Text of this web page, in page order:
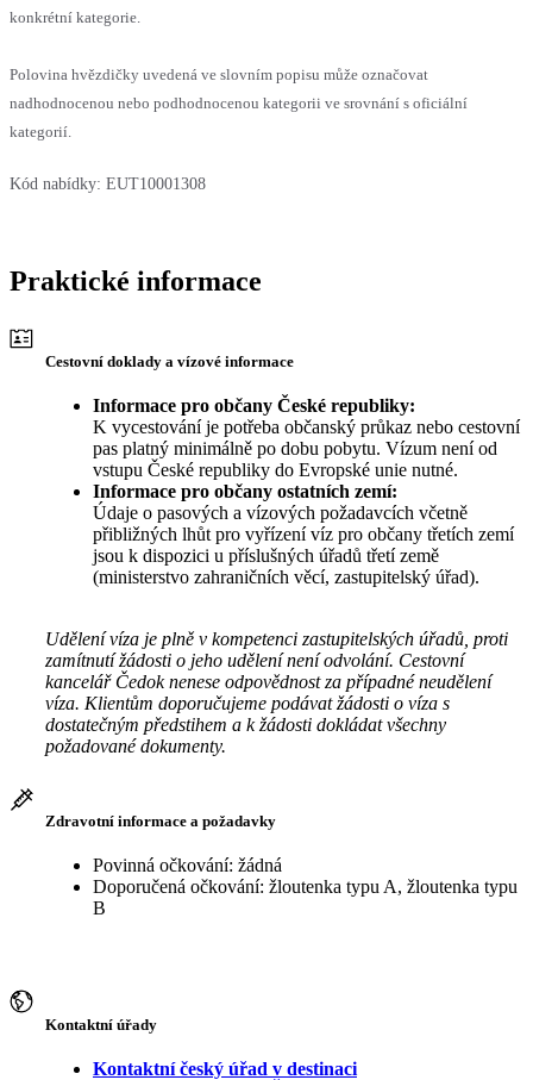
konkrétní kategorie.
Polovina hvězdičky uvedená ve slovním popisu může označovat
nadhodnocenou nebo podhodnocenou kategorii ve srovnání s oficiální
kategorií.
Kód nabídky: EUT10001308
Praktické informace
Cestovní doklady a vízové informace
Informace pro občany České republiky:
K vycestování je potřeba občanský průkaz nebo cestovní
pas platný minimálně po dobu pobytu. Vízum není od
vstupu České republiky do Evropské unie nutné.
Informace pro občany ostatních zemí:
Údaje o pasových a vízových požadavcích včetně
přibližných lhůt pro vyřízení víz pro občany třetích zemí
jsou k dispozici u příslušných úřadů třetí země
(ministerstvo zahraničních věcí, zastupitelský úřad).
Udělení víza je plně v kompetenci zastupitelských úřadů, proti
zamítnutí žádosti o jeho udělení není odvolání. Cestovní
kancelář Čedok nenese odpovědnost za případné neudělení
víza. Klientům doporučujeme podávat žádosti o víza s
dostatečným předstihem a k žádosti dokládat všechny
požadované dokumenty.
Zdravotní informace a požadavky
Povinná očkování: žádná
Doporučená očkování: žloutenka typu A, žloutenka typu
B
Kontaktní úřady
Kontaktní český úřad v destinaci